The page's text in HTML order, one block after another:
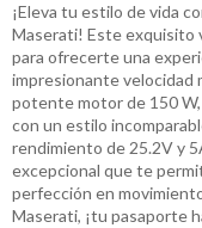
¡Eleva tu estilo de vida
Maserati! Este exquisito
para ofrecerte una
impresionante velocidad
potente motor de 150
con un estilo
rendimiento de 25.2V y
excepcional que te
perfección en
Maserati, ¡tu pasaporte